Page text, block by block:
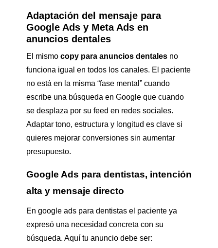
Adaptación del mensaje para
Google Ads y Meta Ads en
anuncios dentales
El mismo copy para anuncios dentalesno
funciona igual en todos los canales. El paciente
no está en la misma “fase mental” cuando
escribe una búsqueda en Google que cuando
se desplaza por su feed en redes sociales.
Adaptar tono, estructura y longitud es clave si
quieres mejorar conversiones sin aumentar
presupuesto.
Google Ads para dentistas, intención
alta y mensaje directo
En google ads para dentistas el paciente ya
expresó una necesidad concreta con su
búsqueda. Aquí tu anuncio debe ser: